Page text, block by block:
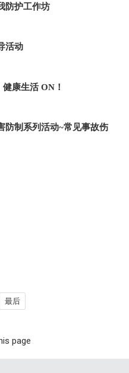
防护工作坊
活动
康生活 ON！
防制系列活动~常见事故伤
最后
page